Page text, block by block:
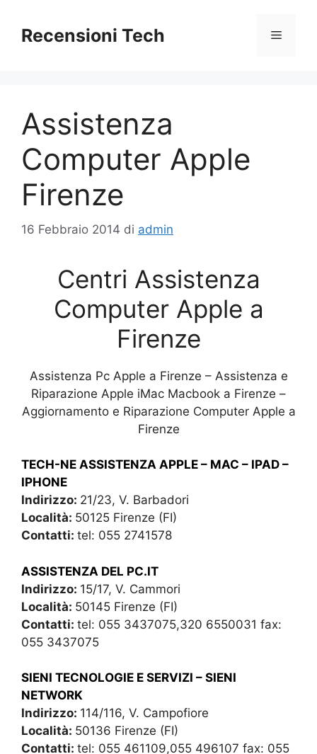
contenuto
Recensioni Tech Menu
Assistenza
Computer Apple
Firenze
16 Febbraio 2014 di admin
Centri Assistenza
Computer Apple a
Firenze
Assistenza Pc Apple a Firenze – Assistenza e
Riparazione Apple iMac Macbook a Firenze –
Aggiornamento e Riparazione Computer Apple a
Firenze
TECH-NE ASSISTENZA APPLE – MAC – IPAD –
IPHONE
Indirizzo: 21/23, V. Barbadori
Località: 50125 Firenze (FI)
Contatti: tel: 055 2741578
ASSISTENZA DEL PC.IT
Indirizzo: 15/17, V. Cammori
Località: 50145 Firenze (FI)
Contatti: tel: 055 3437075,320 6550031 fax:
055 3437075
SIENI TECNOLOGIE E SERVIZI – SIENI
NETWORK
Indirizzo: 114/116, V. Campofiore
Località: 50136 Firenze (FI)
Contatti: tel: 055 461109,055 496107 fax: 055